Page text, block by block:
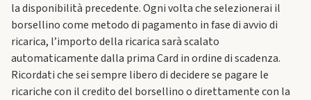
la disponibilità precedente. Ogni volta che selezionerai il
borsellino come metodo di pagamento in fase di avvio di
ricarica, l’importo della ricarica sarà scalato
automaticamente dalla prima Card in ordine di scadenza.
Ricordati che sei sempre libero di decidere se pagare le
ricariche con il credito del borsellino o direttamente con la